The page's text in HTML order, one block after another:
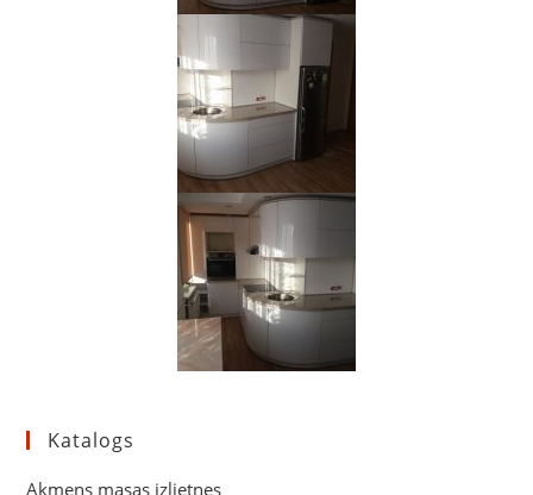
Katalogs
Akmens masas izlietnes